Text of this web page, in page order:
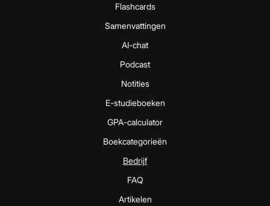
Flashcards
Samenvattingen
AI-chat
Podcast
Notities
E-studieboeken
GPA-calculator
Boekcategorieën
Bedrijf
FAQ
Artikelen